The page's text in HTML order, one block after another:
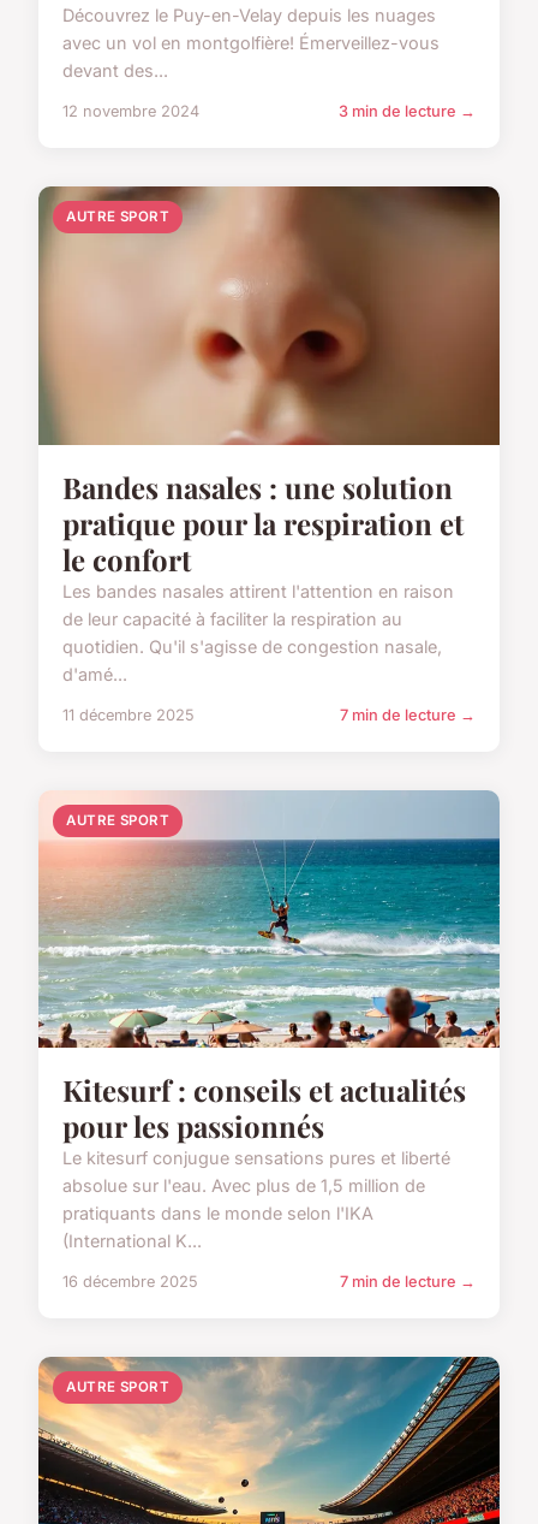
Découvrez le Puy-en-Velay depuis les nuages
avec un vol en montgolfière! Émerveillez-vous
devant des...
12 novembre 2024 3 min de lecture →
AUTRE SPORT
Bandes nasales : une solution
pratique pour la respiration et
le confort
Les bandes nasales attirent l'attention en raison
de leur capacité à faciliter la respiration au
quotidien. Qu'il s'agisse de congestion nasale,
d'amé...
11 décembre 2025 7 min de lecture →
AUTRE SPORT
Kitesurf : conseils et actualités
pour les passionnés
Le kitesurf conjugue sensations pures et liberté
absolue sur l'eau. Avec plus de 1,5 million de
pratiquants dans le monde selon l'IKA
(International K...
16 décembre 2025 7 min de lecture →
AUTRE SPORT